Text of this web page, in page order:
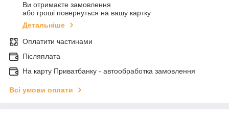
Ви отримаєте замовлення
або гроші повернуться на вашу картку
Детальніше
Оплатити частинами
Післяплата
На карту Приватбанку - автообработка замовлення
Всі умови оплати